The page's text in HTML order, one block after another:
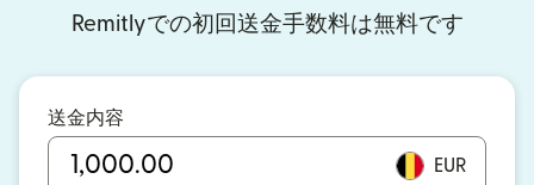
Remitlyでの初回送金手数料は無料です
送金内容
EUR